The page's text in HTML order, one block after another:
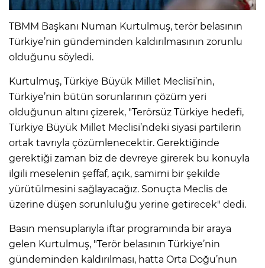
TBMM Başkanı Numan Kurtulmuş, terör belasının
Türkiye’nin gündeminden kaldırılmasının zorunlu
olduğunu söyledi.
Kurtulmuş, Türkiye Büyük Millet Meclisi’nin,
Türkiye’nin bütün sorunlarının çözüm yeri
olduğunun altını çizerek, "Terörsüz Türkiye hedefi,
Türkiye Büyük Millet Meclisi’ndeki siyasi partilerin
ortak tavrıyla çözümlenecektir. Gerektiğinde
gerektiği zaman biz de devreye girerek bu konuyla
ilgili meselenin şeffaf, açık, samimi bir şekilde
yürütülmesini sağlayacağız. Sonuçta Meclis de
üzerine düşen sorunluluğu yerine getirecek" dedi.
Basın mensuplarıyla iftar programında bir araya
gelen Kurtulmuş, "Terör belasının Türkiye’nin
gündeminden kaldırılması, hatta Orta Doğu’nun